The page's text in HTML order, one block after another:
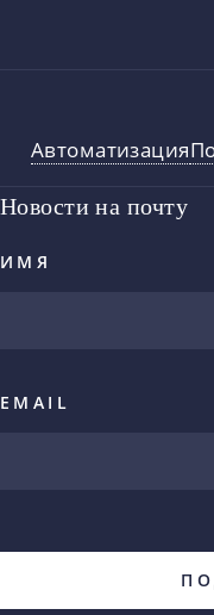
Автоматизация
Новости на почту
ИМЯ
EMAIL